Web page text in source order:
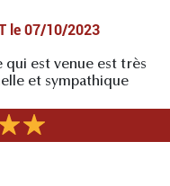
le 07/10/2023
qui est venue est très
et sympathique